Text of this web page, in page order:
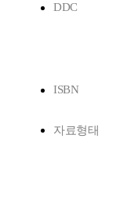
DDC
ISBN
자료형태